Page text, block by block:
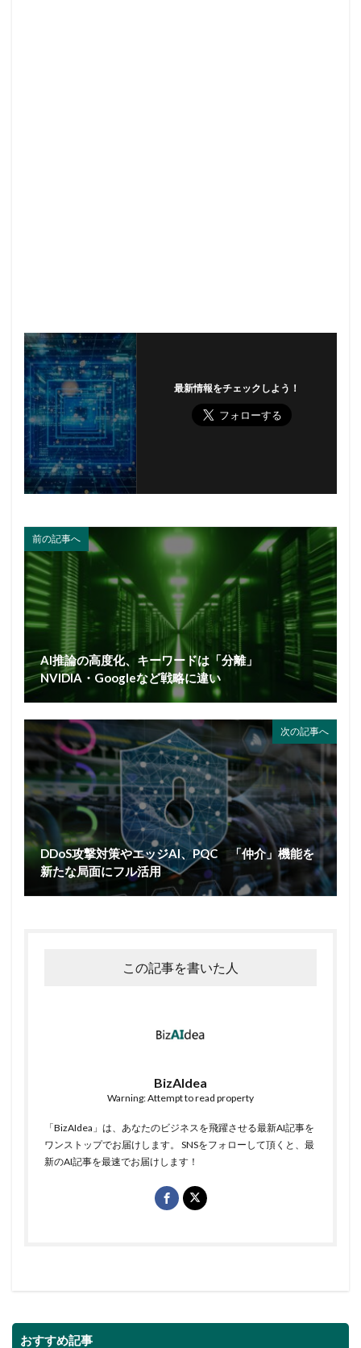
最新情報をチェックしよう！
前の記事へ
AI推論の高度化、キーワードは「分離」
NVIDIA・Googleなど戦略に違い
次の記事へ
DDoS攻撃対策やエッジAI、PQC 「仲介」機能を
新たな局面にフル活用
この記事を書いた人
BizAIdea
Warning: Attempt to read property
「BizAIdea」は、あなたのビジネスを飛躍させる最新AI記事を
ワンストップでお届けします。 SNSをフォローして頂くと、最
新のAI記事を最速でお届けします！
おすすめ記事